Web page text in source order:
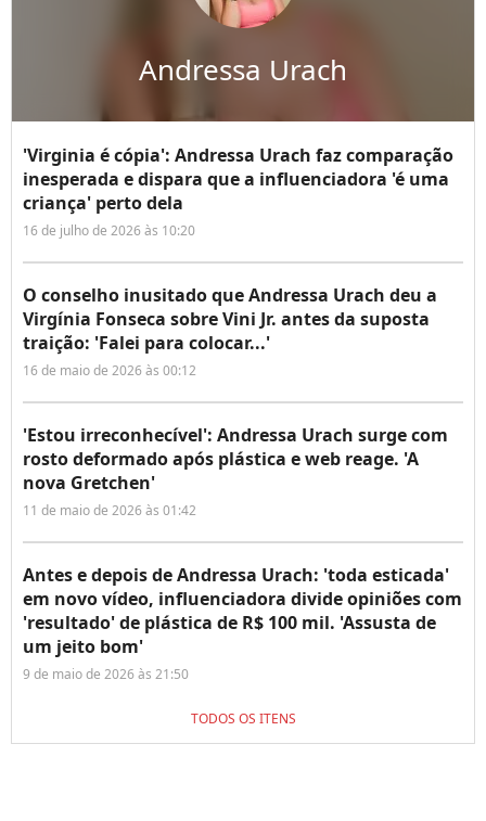
Andressa Urach
'Virginia é cópia': Andressa Urach faz comparação
inesperada e dispara que a influenciadora 'é uma
criança' perto dela
16 de julho de 2026 às 10:20
O conselho inusitado que Andressa Urach deu a
Virgínia Fonseca sobre Vini Jr. antes da suposta
traição: 'Falei para colocar...'
16 de maio de 2026 às 00:12
'Estou irreconhecível': Andressa Urach surge com
rosto deformado após plástica e web reage. 'A
nova Gretchen'
11 de maio de 2026 às 01:42
Antes e depois de Andressa Urach: 'toda esticada'
em novo vídeo, influenciadora divide opiniões com
'resultado' de plástica de R$ 100 mil. 'Assusta de
um jeito bom'
9 de maio de 2026 às 21:50
TODOS OS ITENS